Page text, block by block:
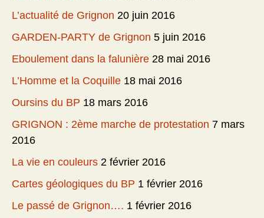
L’actualité de Grignon 20 juin 2016
GARDEN-PARTY de Grignon 5 juin 2016
Eboulement dans la falunière 28 mai 2016
L’Homme et la Coquille 18 mai 2016
Oursins du BP 18 mars 2016
GRIGNON : 2ème marche de protestation 7 mars
2016
La vie en couleurs 2 février 2016
Cartes géologiques du BP 1 février 2016
Le passé de Grignon…. 1 février 2016